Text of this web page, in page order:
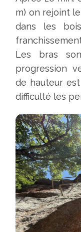
maps)
du
parking
départ
marche
ne
sont
pas
les
bonnes
;
elles
indiquent
m) on rejoint
dans les
Les bras
progression
de hauteur
difficulté les